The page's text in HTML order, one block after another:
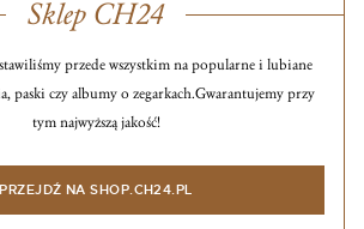
Sklep CH24
przede wszystkim na popularne i lubiane
paski czy albumy o zegarkach.Gwarantujemy przy
tym najwyższą jakość!
PRZEJDŹ NA SHOP.CH24.PL